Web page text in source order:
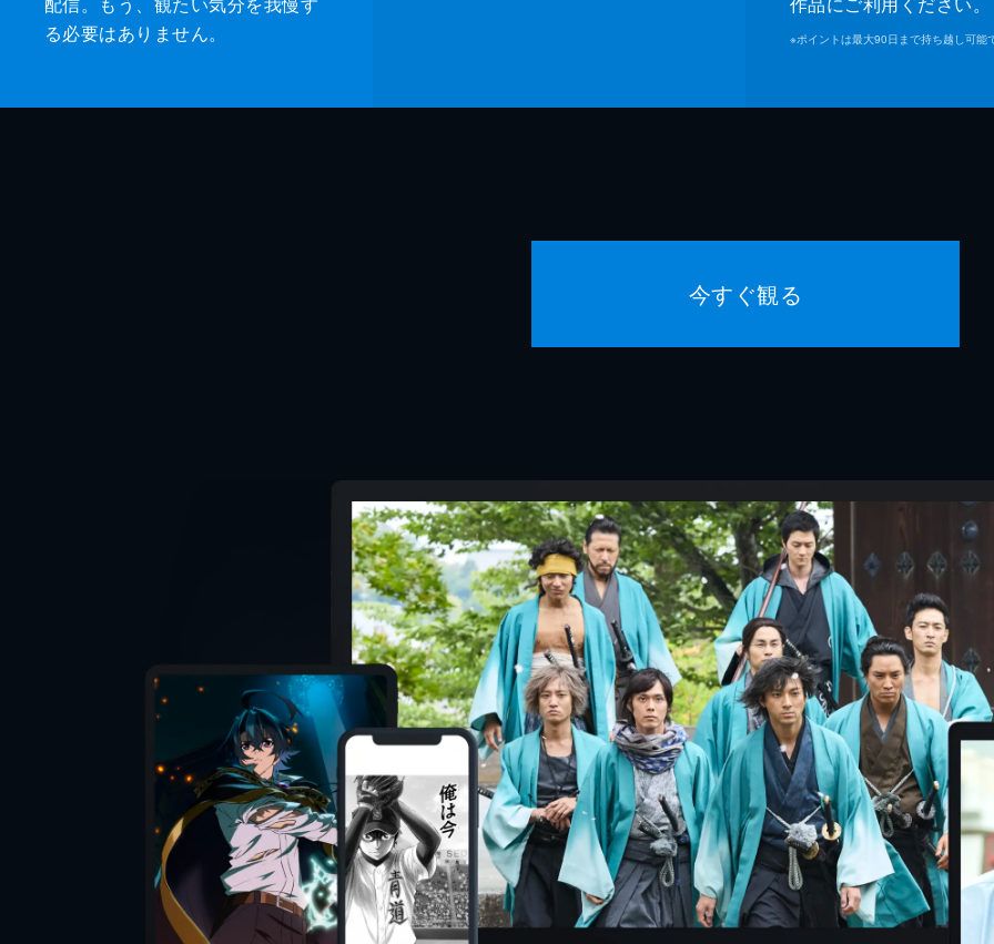
る必要はありません。
※ポイントは最大90日まで持ち越し可能
今すぐ観る